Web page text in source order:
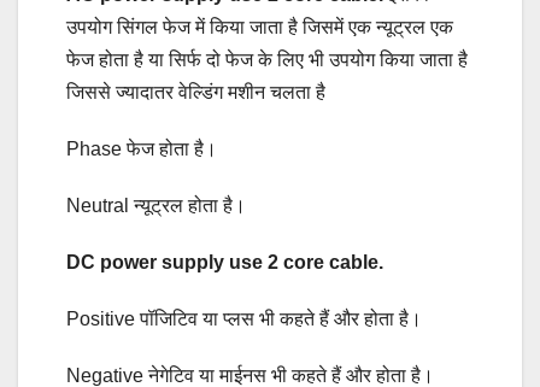
उपयोग सिंगल फेज में किया जाता है जिसमें एक न्यूट्रल एक
फेज होता है या सिर्फ दो फेज के लिए भी उपयोग किया जाता है
जिससे ज्यादातर वेल्डिंग मशीन चलता है
Phase फेज होता है।
Neutral न्यूट्रल होता है।
DC power supply use 2 core cable.
Positive पॉजिटिव या प्लस भी कहते हैं और होता है।
Negative नेगेटिव या माईनस भी कहते हैं और होता है।